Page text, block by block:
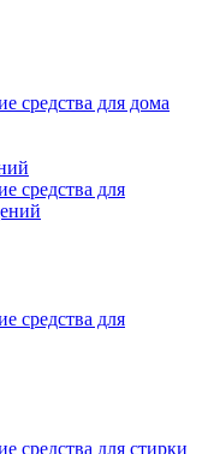
средства для дома
средства для
средства для
средства для стирки